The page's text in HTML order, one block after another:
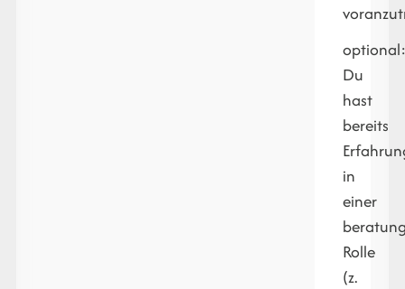
Du
hast
bereits
in
einer
Rolle
(z.